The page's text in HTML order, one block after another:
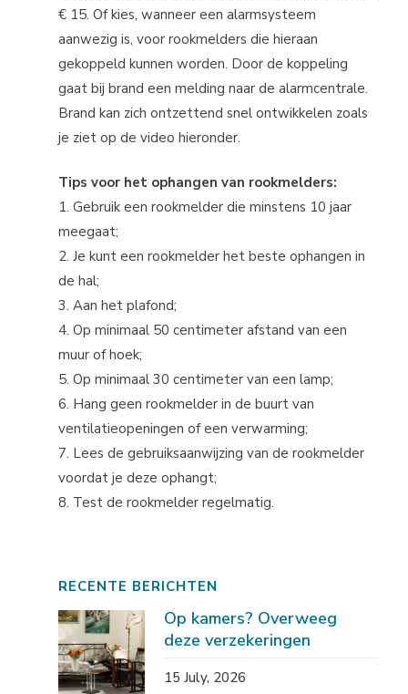
€ 15. Of kies, wanneer een alarmsysteem
aanwezig is, voor rookmelders die hieraan
gekoppeld kunnen worden. Door de koppeling
gaat bij brand een melding naar de alarmcentrale.
Brand kan zich ontzettend snel ontwikkelen zoals
je ziet op de video hieronder.
Tips voor het ophangen van rookmelders:
1. Gebruik een rookmelder die minstens 10 jaar
meegaat;
2. Je kunt een rookmelder het beste ophangen in
de hal;
3. Aan het plafond;
4. Op minimaal 50 centimeter afstand van een
muur of hoek;
5. Op minimaal 30 centimeter van een lamp;
6. Hang geen rookmelder in de buurt van
ventilatieopeningen of een verwarming;
7. Lees de gebruiksaanwijzing van de rookmelder
voordat je deze ophangt;
8. Test de rookmelder regelmatig.
RECENTE BERICHTEN
Op kamers? Overweeg
deze verzekeringen
15 July, 2026